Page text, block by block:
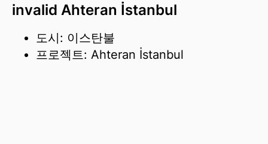
invalid Ahteran İstanbul
도시: 이스탄불
프로젝트: Ahteran İstanbul